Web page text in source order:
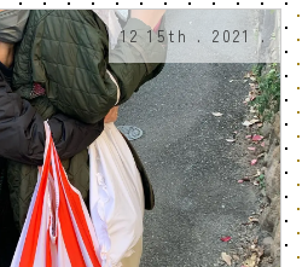
12 15th . 2021 .